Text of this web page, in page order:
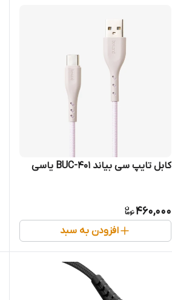
کابل تایپ سی بیاند BUC-401 یاسی
460,000
افزودن به سبد